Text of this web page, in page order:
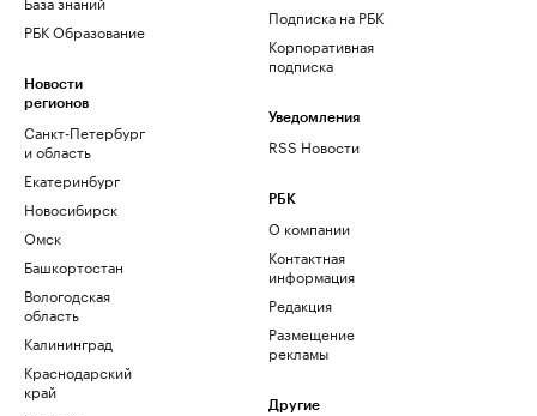
РБК Образование
Новости
регионов
Санкт-Петербург
и область
Екатеринбург
Новосибирск
Омск
Башкортостан
Вологодская
область
Калининград
Краснодарский
край
Подписка на РБК
Корпоративная
подписка
Уведомления
RSS Новости
РБК
О компании
Контактная
информация
Редакция
Размещение
рекламы
Другие